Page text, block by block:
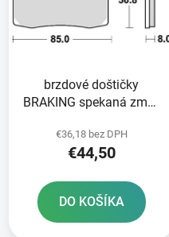
brzdové doštičky
BRAKING spekaná zmes
€36,18 bez DPH
€44,50
DO KOŠÍKA